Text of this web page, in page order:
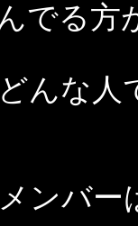
でる方
んな
ンバー